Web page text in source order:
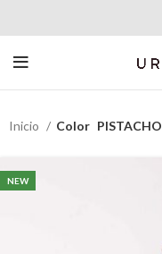
Inicio Color PISTACHO
NEW